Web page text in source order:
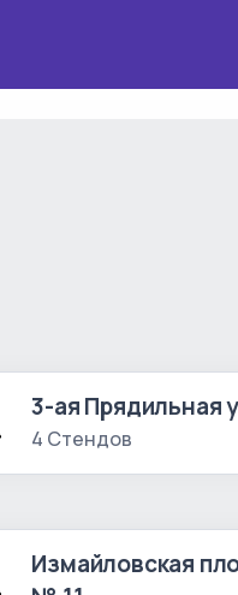
3-ая Прядильная
4 Стендов
Измайловская